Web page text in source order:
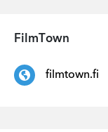
FilmTown
filmtown.fi